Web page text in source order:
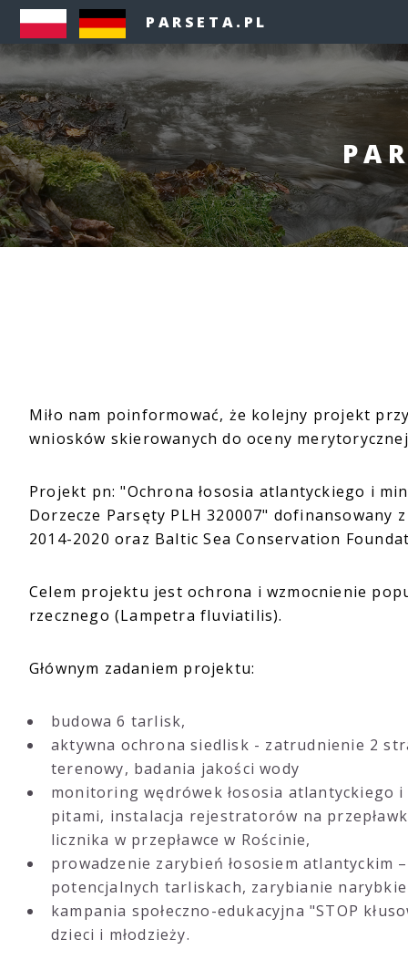
PARSETA.PL
Miło nam poinformować, że kolejny projekt
wniosków skierowanych do oceny
Projekt pn: "Ochrona łososia atlantyckiego i
Dorzecze Parsęty PLH 320007"
2014-2020 oraz Baltic Sea Conservation
Celem projektu jest ochrona i wzmocnienie
rzecznego (Lampetra fluviatilis).
Głównym zadaniem projektu:
budowa 6 tarlisk,
aktywna ochrona siedlisk - zatrudnienie 2
terenowy, badania jakości wody
monitoring wędrówek łososia atlantyckiego
pitami, instalacja rejestratorów na
licznika w przepławce w Rościnie,
prowadzenie zarybień łososiem atlantyckim
potencjalnych tarliskach, zarybianie
kampania społeczno-edukacyjna "STOP
dzieci i młodzieży.